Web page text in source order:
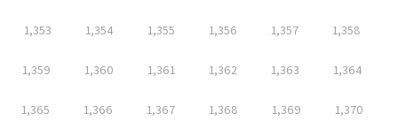
1,353 1,354 1,355 1,356 1,357 1,358
1,359 1,360 1,361 1,362 1,363 1,364
1,365 1,366 1,367 1,368 1,369 1,370